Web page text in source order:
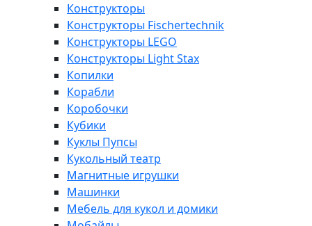
Конструкторы
Конструкторы Fisсhertechnik
Конструкторы LEGO
Конструкторы Light Stax
Копилки
Корабли
Коробочки
Кубики
Куклы Пупсы
Кукольный театр
Магнитные игрушки
Машинки
Мебель для кукол и домики